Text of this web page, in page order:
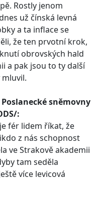
Rostly jenom
už čínská levná
a ta inflace se
že ten prvotní krok,
obrovských hald
a pak jsou to ty další
Poslanecké sněmovny
:
fér lidem říkat, že
z nás schopnost
ve Strakově akademii
tam seděla
více levicová